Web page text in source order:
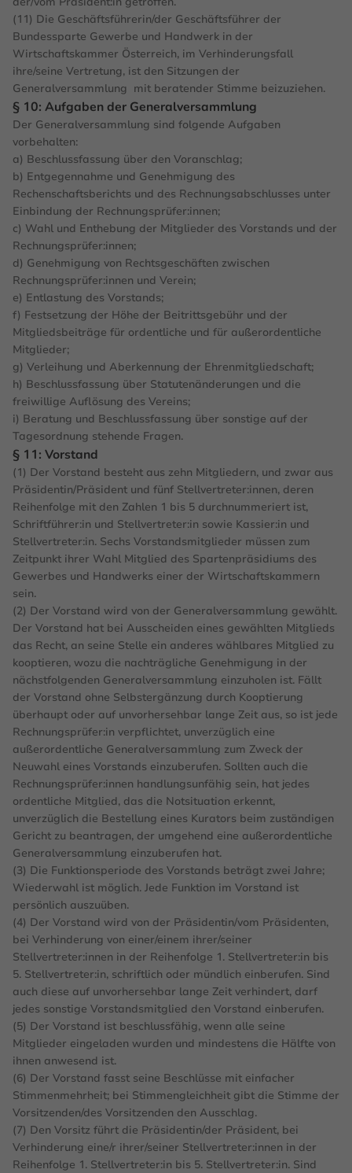
(11) Die Geschäftsführerin/der Geschäftsführer der
Bundessparte Gewerbe und Handwerk in der
Wirtschaftskammer Österreich, im Verhinderungsfall
ihre/seine Vertretung, ist den Sitzungen der
Generalversammlung mit beratender Stimme beizuziehen.
§ 10: Aufgaben der Generalversammlung
Der Generalversammlung sind folgende Aufgaben
vorbehalten:
a) Beschlussfassung über den Voranschlag;
b) Entgegennahme und Genehmigung des
Rechenschaftsberichts und des Rechnungsabschlusses unter
Einbindung der Rechnungsprüfer:innen;
c) Wahl und Enthebung der Mitglieder des Vorstands und der
Rechnungsprüfer:innen;
d) Genehmigung von Rechtsgeschäften zwischen
Rechnungsprüfer:innen und Verein;
e) Entlastung des Vorstands;
f) Festsetzung der Höhe der Beitrittsgebühr und der
Mitgliedsbeiträge für ordentliche und für außerordentliche
Mitglieder;
g) Verleihung und Aberkennung der Ehrenmitgliedschaft;
h) Beschlussfassung über Statutenänderungen und die
freiwillige Auflösung des Vereins;
i) Beratung und Beschlussfassung über sonstige auf der
Tagesordnung stehende Fragen.
§ 11: Vorstand
(1) Der Vorstand besteht aus zehn Mitgliedern, und zwar aus
Präsidentin/Präsident und fünf Stellvertreter:innen, deren
Reihenfolge mit den Zahlen 1 bis 5 durchnummeriert ist,
Schriftführer:in und Stellvertreter:in sowie Kassier:in und
Stellvertreter:in. Sechs Vorstandsmitglieder müssen zum
Zeitpunkt ihrer Wahl Mitglied des Spartenpräsidiums des
Gewerbes und Handwerks einer der Wirtschaftskammern
sein.
(2) Der Vorstand wird von der Generalversammlung gewählt.
Der Vorstand hat bei Ausscheiden eines gewählten Mitglieds
das Recht, an seine Stelle ein anderes wählbares Mitglied zu
kooptieren, wozu die nachträgliche Genehmigung in der
nächstfolgenden Generalversammlung einzuholen ist. Fällt
der Vorstand ohne Selbstergänzung durch Kooptierung
überhaupt oder auf unvorhersehbar lange Zeit aus, so ist jede
Rechnungsprüfer:in verpflichtet, unverzüglich eine
außerordentliche Generalversammlung zum Zweck der
Neuwahl eines Vorstands einzuberufen. Sollten auch die
Rechnungsprüfer:innen handlungsunfähig sein, hat jedes
ordentliche Mitglied, das die Notsituation erkennt,
unverzüglich die Bestellung eines Kurators beim zuständigen
Gericht zu beantragen, der umgehend eine außerordentliche
Generalversammlung einzuberufen hat.
(3) Die Funktionsperiode des Vorstands beträgt zwei Jahre;
Wiederwahl ist möglich. Jede Funktion im Vorstand ist
persönlich auszuüben.
(4) Der Vorstand wird von der Präsidentin/vom Präsidenten,
bei Verhinderung von einer/einem ihrer/seiner
Stellvertreter:innen in der Reihenfolge 1. Stellvertreter:in bis
5. Stellvertreter:in, schriftlich oder mündlich einberufen. Sind
auch diese auf unvorhersehbar lange Zeit verhindert, darf
jedes sonstige Vorstandsmitglied den Vorstand einberufen.
(5) Der Vorstand ist beschlussfähig, wenn alle seine
Mitglieder eingeladen wurden und mindestens die Hälfte von
ihnen anwesend ist.
(6) Der Vorstand fasst seine Beschlüsse mit einfacher
Stimmenmehrheit; bei Stimmengleichheit gibt die Stimme der
Vorsitzenden/des Vorsitzenden den Ausschlag.
(7) Den Vorsitz führt die Präsidentin/der Präsident, bei
Verhinderung eine/r ihrer/seiner Stellvertreter:innen in der
Reihenfolge 1. Stellvertreter:in bis 5. Stellvertreter:in. Sind